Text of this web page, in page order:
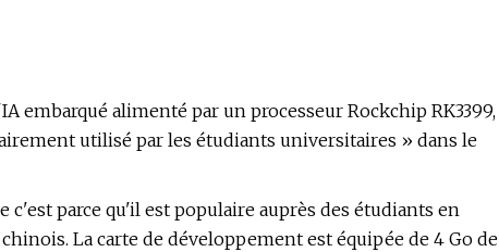
embarqué alimenté par un processeur Rockchip RK3399,
utilisé par les étudiants universitaires » dans le
c'est parce qu'il est populaire auprès des étudiants en
La carte de développement est équipée de 4 Go de